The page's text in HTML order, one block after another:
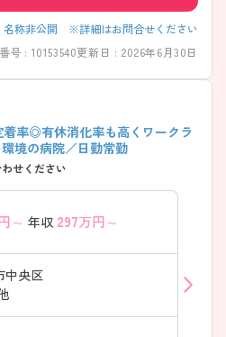
名称非公開 ※詳細はお問合せください
号 : 10153540更新日 : 2026年6月30日
着率◎有休消化率も高くワークラ
境の病院／日勤常勤
せください
～ 年収 297万円～
中央区